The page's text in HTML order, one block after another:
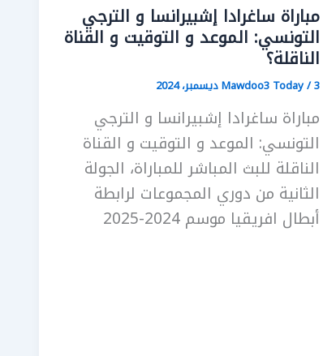
مباراة ساغرادا إشبيرانسا و الترجي
التونسي: الموعد و التوقيت و القناة
الناقلة؟
Mawdoo3 Today/3 ديسمبر، 2024
مباراة ساغرادا إشبيرانسا و الترجي
التونسي: الموعد و التوقيت و القناة
الناقلة للبث المباشر للمباراة، الجولة
الثانية من دوري المجموعات لرابطة
أبطال افريقيا موسم 2024-2025